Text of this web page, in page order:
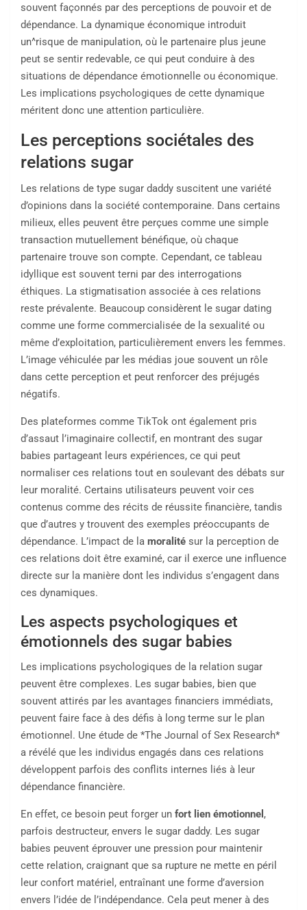
souvent façonnés par des perceptions de pouvoir et de
dépendance. La dynamique économique introduit
un^risque de manipulation, où le partenaire plus jeune
peut se sentir redevable, ce qui peut conduire à des
situations de dépendance émotionnelle ou économique.
Les implications psychologiques de cette dynamique
méritent donc une attention particulière.
Les perceptions sociétales des
relations sugar
Les relations de type sugar daddy suscitent une variété
d’opinions dans la société contemporaine. Dans certains
milieux, elles peuvent être perçues comme une simple
transaction mutuellement bénéfique, où chaque
partenaire trouve son compte. Cependant, ce tableau
idyllique est souvent terni par des interrogations
éthiques. La stigmatisation associée à ces relations
reste prévalente. Beaucoup considèrent le sugar dating
comme une forme commercialisée de la sexualité ou
même d’exploitation, particulièrement envers les femmes.
L’image véhiculée par les médias joue souvent un rôle
dans cette perception et peut renforcer des préjugés
négatifs.
Des plateformes comme TikTok ont également pris
d’assaut l’imaginaire collectif, en montrant des sugar
babies partageant leurs expériences, ce qui peut
normaliser ces relations tout en soulevant des débats sur
leur moralité. Certains utilisateurs peuvent voir ces
contenus comme des récits de réussite financière, tandis
que d’autres y trouvent des exemples préoccupants de
dépendance. L’impact de la moralité sur la perception de
ces relations doit être examiné, car il exerce une influence
directe sur la manière dont les individus s’engagent dans
ces dynamiques.
Les aspects psychologiques et
émotionnels des sugar babies
Les implications psychologiques de la relation sugar
peuvent être complexes. Les sugar babies, bien que
souvent attirés par les avantages financiers immédiats,
peuvent faire face à des défis à long terme sur le plan
émotionnel. Une étude de *The Journal of Sex Research*
a révélé que les individus engagés dans ces relations
développent parfois des conflits internes liés à leur
dépendance financière.
En effet, ce besoin peut forger un fort lien émotionnel ,
parfois destructeur, envers le sugar daddy. Les sugar
babies peuvent éprouver une pression pour maintenir
cette relation, craignant que sa rupture ne mette en péril
leur confort matériel, entraînant une forme d’aversion
envers l’idée de l’indépendance. Cela peut mener à des